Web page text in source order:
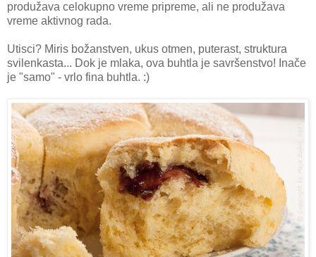
produžava celokupno vreme pripreme, ali ne produžava
vreme aktivnog rada.
Utisci? Miris božanstven, ukus otmen, puterast, struktura
svilenkasta... Dok je mlaka, ova buhtla je savršenstvo! Inače
je "samo" - vrlo fina buhtla. :)